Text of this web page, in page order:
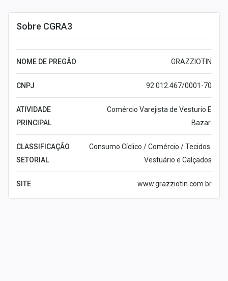
Sobre CGRA3
Leia mais
NOME DE PREGÃO GRAZZIOTIN
CNPJ 92.012.467/0001-70
ATIVIDADE
PRINCIPAL
Comércio Varejista de Vesturio E
Bazar.
CLASSIFICAÇÃO
SETORIAL
Consumo Cíclico / Comércio / Tecidos.
Vestuário e Calçados
SITE www.grazziotin.com.br